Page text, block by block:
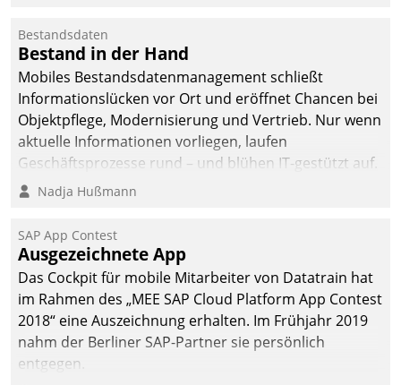
Bestandsdaten
Bestand in der Hand
Mobiles Bestandsdatenmanagement schließt
Informationslücken vor Ort und eröffnet Chancen bei
Objektpflege, Modernisierung und Vertrieb. Nur wenn
aktuelle Informationen vorliegen, laufen
Geschäftsprozesse rund – und blühen IT-gestützt auf.
Nadja Hußmann
SAP App Contest
Ausgezeichnete App
Das Cockpit für mobile Mitarbeiter von Datatrain hat
im Rahmen des „MEE SAP Cloud Platform App Contest
2018“ eine Auszeichnung erhalten. Im Frühjahr 2019
nahm der Berliner SAP-Partner sie persönlich
entgegen.